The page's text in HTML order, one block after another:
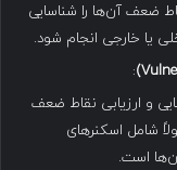
ضعف آن‌ها را شناسایی
یا خارجی انجام شود.
:
و ارزیابی نقاط ضعف
شامل اسکنرهای
است.